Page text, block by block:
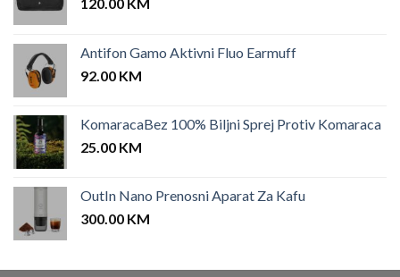
Antifon Gamo Aktivni Fluo Earmuff
92.00 KM
KomaracaBez 100% Biljni Sprej Protiv Komaraca
25.00 KM
OutIn Nano Prenosni Aparat Za Kafu
300.00 KM